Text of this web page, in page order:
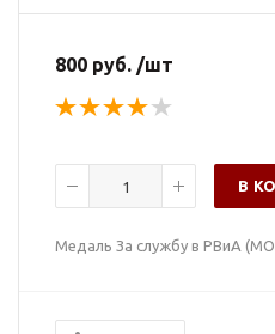
800 руб. /шт
В
Медаль За службу в РВиА